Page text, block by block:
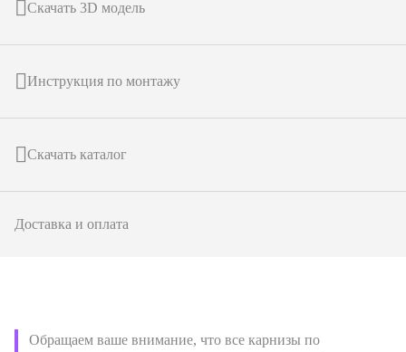
Скачать 3D модель
Инструкция по монтажу
Скачать каталог
Доставка и оплата
Обращаем ваше внимание, что все карнизы по